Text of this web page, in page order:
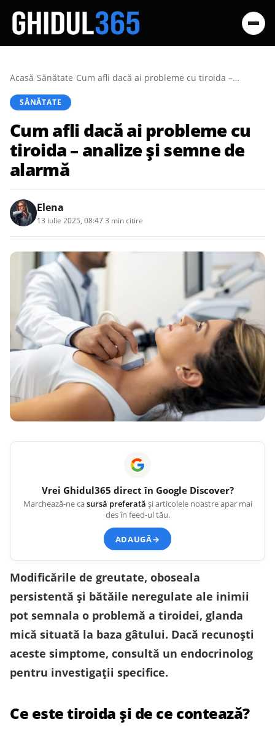
Acasă/Sănătate/ Cum afli dacă ai probleme cu tiroida – analize și semne de alarmă
SĂNĂTATE
Cum afli dacă ai probleme cu
tiroida – analize și semne de
alarmă
Elena
13 iulie 2025, 08:473 min citire
Vrei Ghidul365 direct în Google Discover?
Marchează-ne casursă preferată și articolele noastre apar mai
des în feed-ul tău.
ADAUGĂ→
Modificările de greutate, oboseala
persistentă și bătăile neregulate ale inimii
pot semnala o problemă a tiroidei, glanda
mică situată la baza gâtului. Dacă recunoști
aceste simptome, consultă un endocrinolog
pentru investigaţii specifice.
Ce este tiroida și de ce contează?